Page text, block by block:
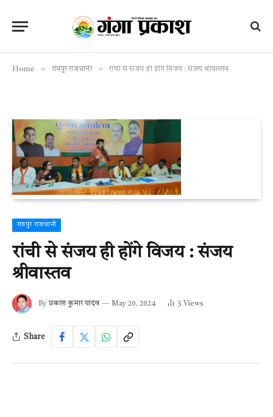
Home » रायपुर राजधानी » रांची से संजय ही होंगे विजय : संजय श्रीवास्तव
रायपुर राजधानी
रांची से संजय ही होंगे विजय : संजय
श्रीवास्तव
By प्रकाश कुमार यादव May 20, 2024 3 Views
Share